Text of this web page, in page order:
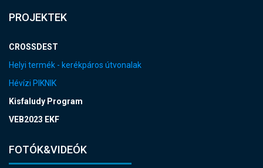
PROJEKTEK
CROSSDEST
Helyi termék - kerékpáros útvonalak
Hévízi PIKNIK
Kisfaludy Program
VEB2023 EKF
FOTÓK&VIDEÓK